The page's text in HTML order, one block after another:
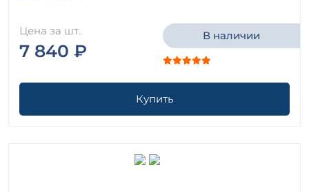
Цена за шт.
7 840 ₽
В наличии
Купить